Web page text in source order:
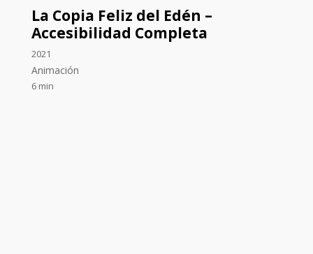
La Copia Feliz del Edén –
Accesibilidad Completa
2021
Animación
6 min